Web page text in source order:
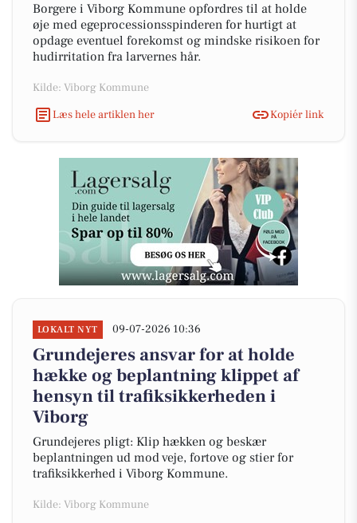
Borgere i Viborg Kommune opfordres til at holde
øje med egeprocessionsspinderen for hurtigt at
opdage eventuel forekomst og mindske risikoen for
hudirritation fra larvernes hår.
Kilde: Viborg Kommune
Læs hele artiklen her
Kopiér link
LOKALT NYT 09-07-2026 10:36
Grundejeres ansvar for at holde
hække og beplantning klippet af
hensyn til trafiksikkerheden i
Viborg
Grundejeres pligt: Klip hækken og beskær
beplantningen ud mod veje, fortove og stier for
trafiksikkerhed i Viborg Kommune.
Kilde: Viborg Kommune